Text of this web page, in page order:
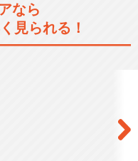
乱太郎 第16シリーズ
なら
見られる！